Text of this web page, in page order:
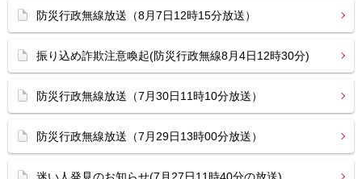
防災行政無線放送（8月7日12時15分放送）
振り込め詐欺注意喚起(防災行政無線8月4日12時30分)
防災行政無線放送（7月30日11時10分放送）
防災行政無線放送（7月29日13時00分放送）